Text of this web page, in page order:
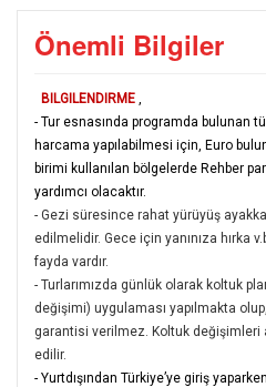
Önemli Bilgiler
BILGILENDIRME
- Tur esnasında programda bulunan
harcama yapılabilmesi için, Euro
birimi kullanılan bölgelerde Rehber
yardımcı olacaktır.
- Gezi süresince rahat yürüyüş
edilmelidir. Gece için yanınıza hırka
fayda vardır.
- Turlarımızda günlük olarak koltuk
değişimi) uygulaması yapılmakta
garantisi verilmez. Koltuk değişimleri
edilir.
- Yurtdışından Türkiye’ye giriş